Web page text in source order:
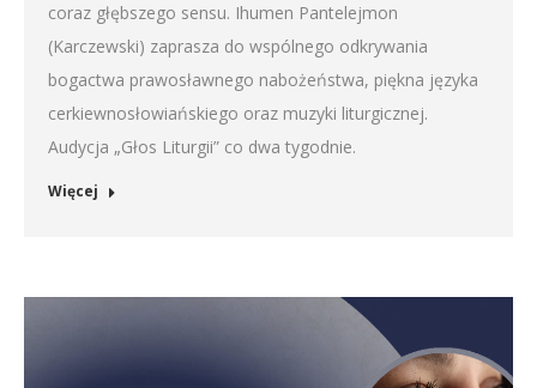
coraz głębszego sensu. Ihumen Pantelejmon
(Karczewski) zaprasza do wspólnego odkrywania
bogactwa prawosławnego nabożeństwa, piękna języka
cerkiewnosłowiańskiego oraz muzyki liturgicznej.
Audycja „Głos Liturgii” co dwa tygodnie.
Więcej